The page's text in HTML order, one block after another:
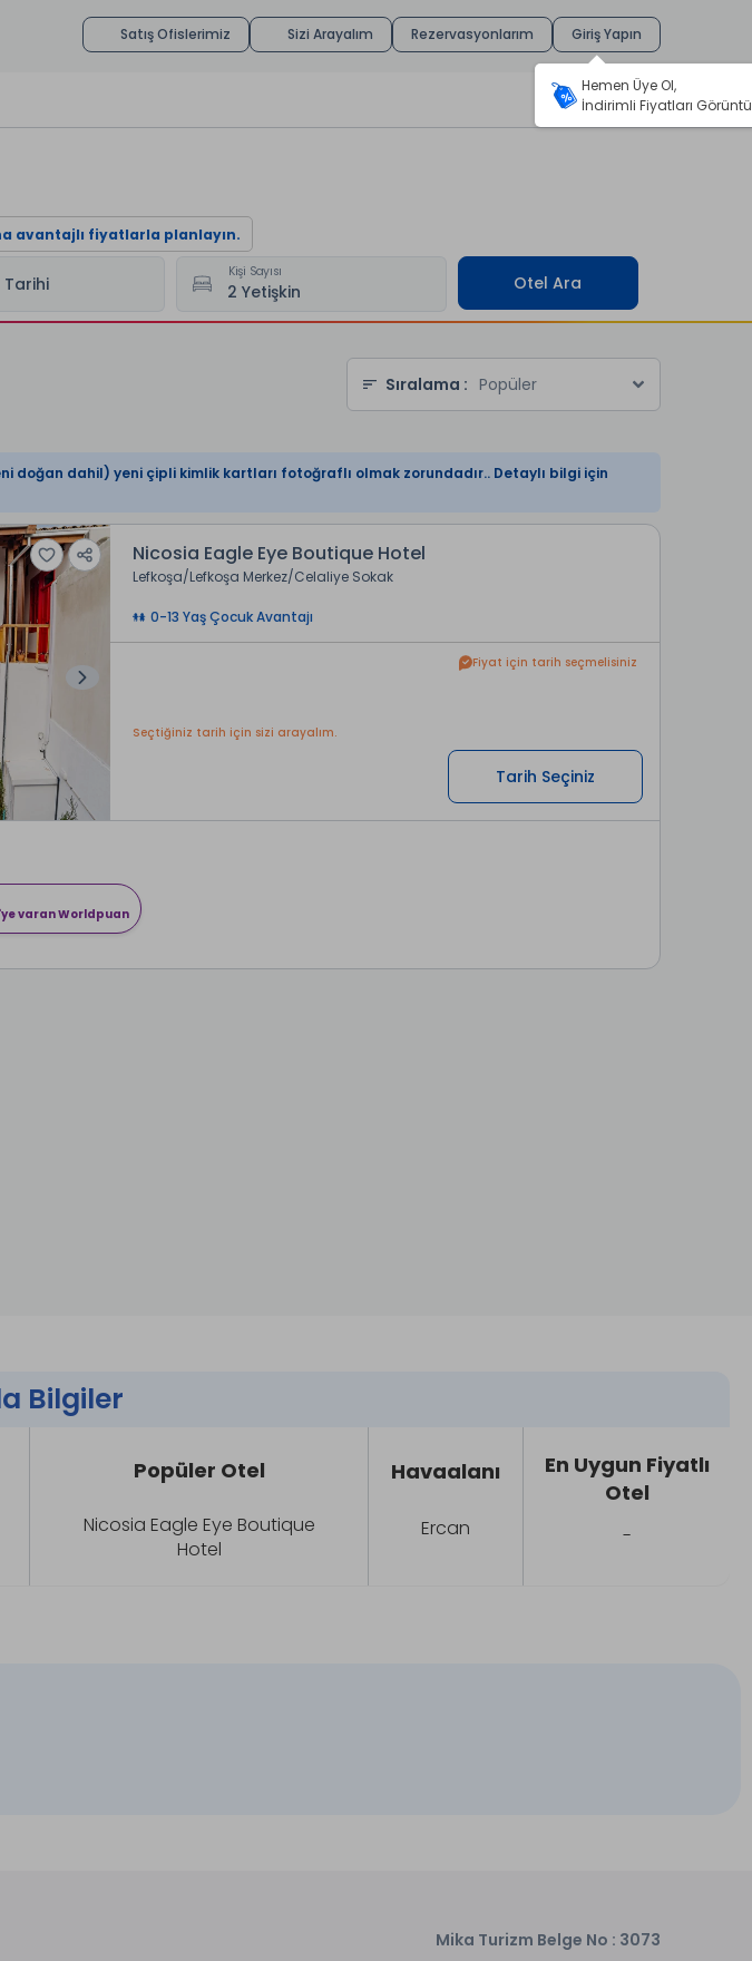
Satış Ofislerimiz Sizi Arayalım Rezervasyonlarım Giriş Yapın
avantajlı fiyatlarla planlayın.
Kişi Sayısı
Otel Ara
Sıralama : Popüler
doğan dahil) yeni çipli kimlik kartları fotoğraflı olmak zorundadır.. Detaylı bilgi için
Nicosia Eagle Eye Boutique Hotel
Lefkoşa Lefkoşa Merkez Celaliye Sokak
0-13 Yaş Çocuk Avantajı
Seçtiğiniz tarih için sizi arayalım.
Fiyat için tarih seçmelisiniz
Tarih Seçiniz
varan Worldpuan
Bilgiler
Popüler Otel
Nicosia Eagle Eye Boutique
Hotel
Havaalanı
Ercan
En Uygun Fiyatlı
Otel
-
Mika Turizm Belge No : 3073
Hemen Üye Ol,
İndirimli Fiyatları